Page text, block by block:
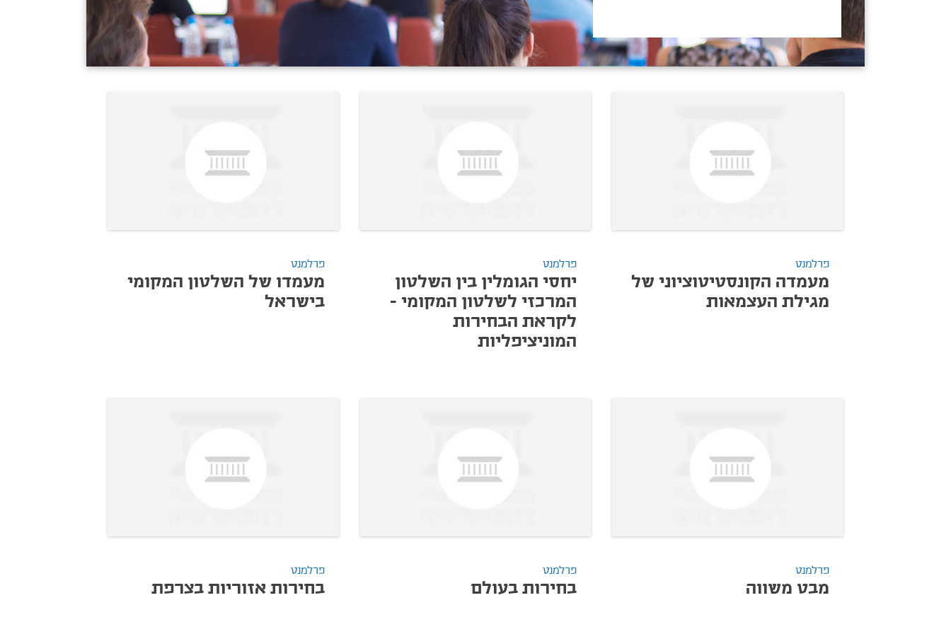
פרלמנט
מעמדה הקונסטיטוציוני של
מגילת העצמאות
פרלמנט
יחסי הגומלין בין השלטון
המרכזי לשלטון המקומי -
לקראת הבחירות
המוניציפליות
פרלמנט
מעמדו של השלטון המקומי
בישראל
פרלמנט
מבט משווה
פרלמנט
בחירות בעולם
פרלמנט
בחירות אזוריות בצרפת